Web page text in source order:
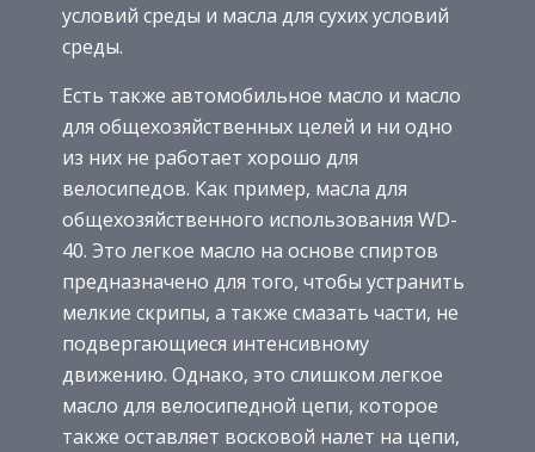
условий среды и масла для сухих условий
среды.
Есть также автомобильное масло и масло
для общехозяйственных целей и ни одно
из них не работает хорошо для
велосипедов. Как пример, масла для
общехозяйственного использования WD-
40. Это легкое масло на основе спиртов
предназначено для того, чтобы устранить
мелкие скрипы, а также смазать части, не
подвергающиеся интенсивному
движению. Однако, это слишком легкое
масло для велосипедной цепи, которое
также оставляет восковой налет на цепи,